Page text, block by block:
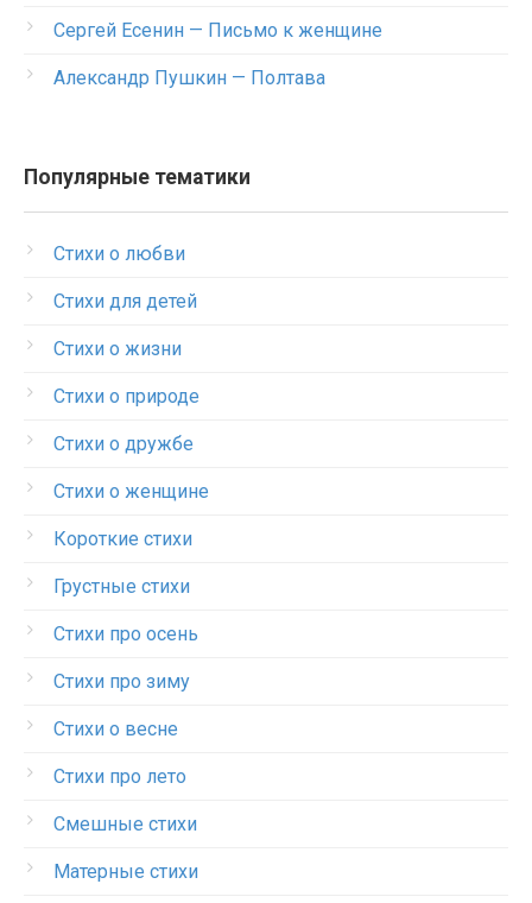
Сергей Есенин — Письмо к женщине
Александр Пушкин — Полтава
Популярные тематики
Стихи о любви
Стихи для детей
Стихи о жизни
Стихи о природе
Стихи о дружбе
Стихи о женщине
Короткие стихи
Грустные стихи
Стихи про осень
Стихи про зиму
Стихи о весне
Стихи про лето
Смешные стихи
Матерные стихи